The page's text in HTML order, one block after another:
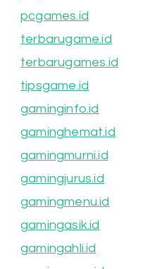
pcgames.id
terbarugame.id
terbarugames.id
tipsgame.id
gaminginfo.id
gaminghemat.id
gamingmurni.id
gamingjurus.id
gamingmenu.id
gamingasik.id
gamingahli.id